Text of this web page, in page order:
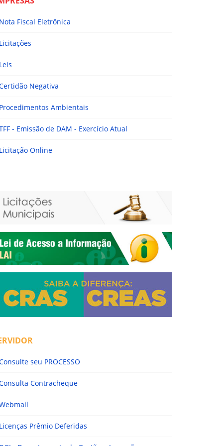
Fiscal Eletrônica
Negativa
Ambientais
- Emissão de DAM - Exercício Atual
Online
seu PROCESSO
Contracheque
Prêmio Deferidas